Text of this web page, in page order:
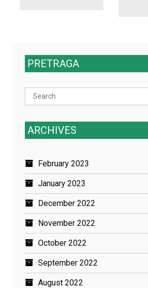
PRETRAGA
Search
for:
ARCHIVES
February 2023
January 2023
December 2022
November 2022
October 2022
September 2022
August 2022